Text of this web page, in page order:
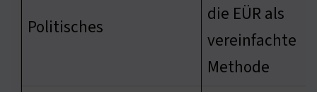
Politisches
die EÜR als
vereinfachte
Methode